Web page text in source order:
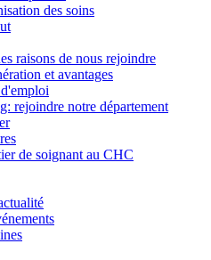
des soins
raisons de nous rejoindre
et avantages
rejoindre notre département
de soignant au CHC